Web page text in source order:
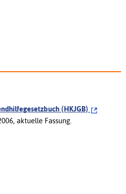
(HKJGB)
aktuelle Fassung.